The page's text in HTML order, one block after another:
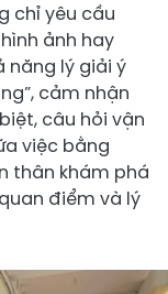
chỉ yêu cầu
ảnh hay
năng lý giải ý
cảm nhận
câu hỏi vận
việc bằng
thân khám phá
điểm và lý